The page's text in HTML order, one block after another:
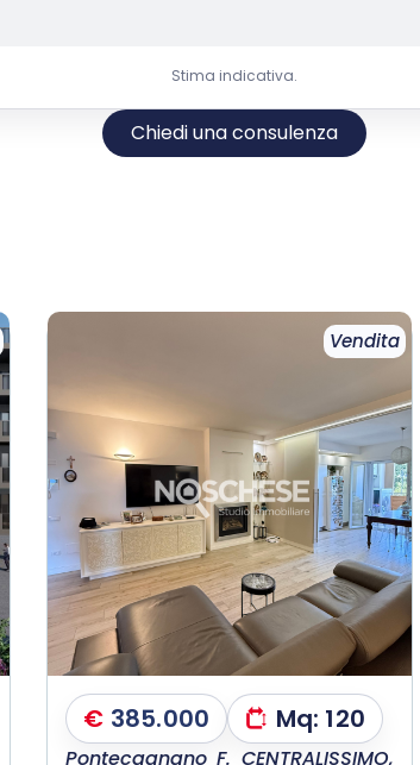
Stima indicativa.
Chiedi una consulenza
Vendita
€ 385.000 Mq: 120
Pontecagnano F. CENTRALISSIMO,